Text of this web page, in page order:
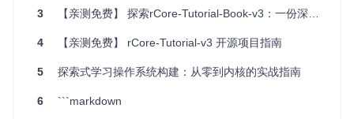
则是打开广阔内存空间的钥匙。os-tutorial通过精心设计的汇
以将GDT想象成内存的"护照系统"，每个内存段都需要在GDT
这种机制不仅解决了内存寻址限制，更为多任务和内存保护奠
3 【亲测免费】 探索rCore-Tutorial-Book-v3：一份深入学习操作系统开发的实践指南
4 【亲测免费】 rCore-Tutorial-v3 开源项目指南
5 探索式学习操作系统构建：从零到内核的实战指南
6 ```markdown